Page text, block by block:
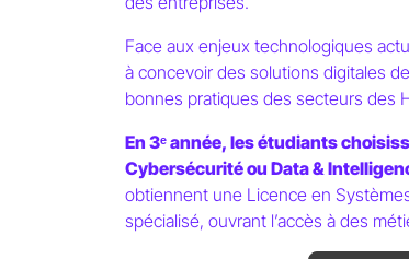
Face aux enjeux technologiques
à concevoir des solutions digitales
bonnes pratiques des secteurs des
En 3ᵉ année, les étudiants
Cybersécurité ou Data &
obtiennent une Licence en
spécialisé, ouvrant l’accès à des